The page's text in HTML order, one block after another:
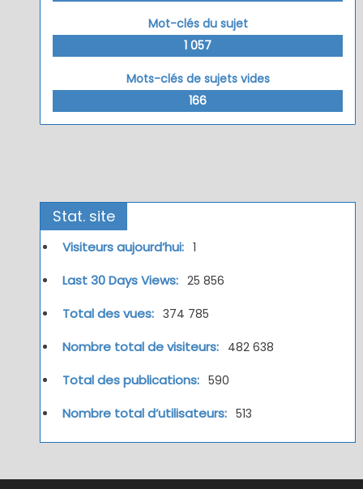
Mot-clés du sujet
1 057
Mots-clés de sujets vides
166
Stat. site
Visiteurs aujourd’hui: 1
Last 30 Days Views: 25 856
Total des vues: 374 785
Nombre total de visiteurs: 482 638
Total des publications: 590
Nombre total d’utilisateurs: 513